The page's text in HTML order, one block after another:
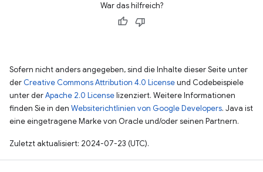
War das hilfreich?
Sofern nicht anders angegeben, sind die Inhalte dieser Seite unter
der Creative Commons Attribution 4.0 Licenseund Codebeispiele
unter derApache 2.0 Licenselizenziert. Weitere Informationen
finden Sie in den Websiterichtlinien von Google Developers. Java ist
eine eingetragene Marke von Oracle und/oder seinen Partnern.
Zuletzt aktualisiert: 2024-07-23 (UTC).